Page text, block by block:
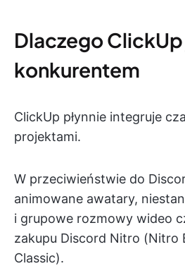
Dlaczego
konkurentem
ClickUp płynnie integruje
projektami.
W przeciwieństwie do
animowane awatary,
i grupowe rozmowy wideo
zakupu Discord Nitro (Nitro
Classic).